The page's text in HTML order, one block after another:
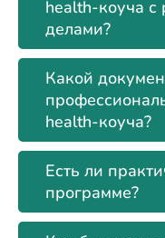
health-коуча
делами?
Какой
health-коуча?
Есть ли
программе?